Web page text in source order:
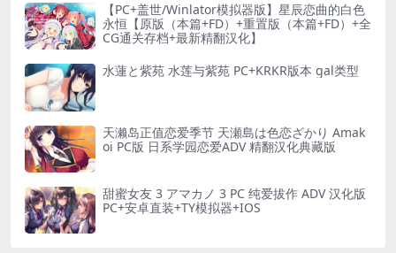
【PC+盖世/Winlator模拟器版】星辰恋曲的白色
永恒【原版（本篇+FD）+重置版（本篇+FD）+全
CG通关存档+最新精翻汉化】
水蓮と紫苑 水莲与紫苑 PC+KRKR版本 gal类型
天濑岛正值恋爱季节 天瀬島は色恋ざかり Amak
oi PC版 日系学园恋爱ADV 精翻汉化典藏版
甜蜜女友 3 アマカノ 3 PC 纯爱拔作 ADV 汉化版
PC+安卓直装+TY模拟器+IOS